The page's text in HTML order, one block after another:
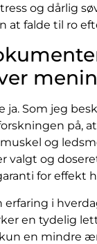
og dårlig
at falde til ro
Som jeg
på,
og
valgt og
for effekt
erfaring i
en tydelig
en mindre